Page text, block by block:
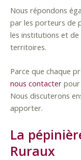
Nous répondons
par les porteurs de
les institutions et de
territoires.
Parce que chaque
nous contacter
Nous discuterons
apporter.
La
Ruraux